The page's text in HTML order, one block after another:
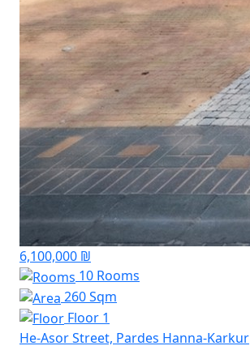
6,100,000 ₪
10 Rooms
260 Sqm
Floor 1
He-Asor Street, Pardes Hanna-Karkur